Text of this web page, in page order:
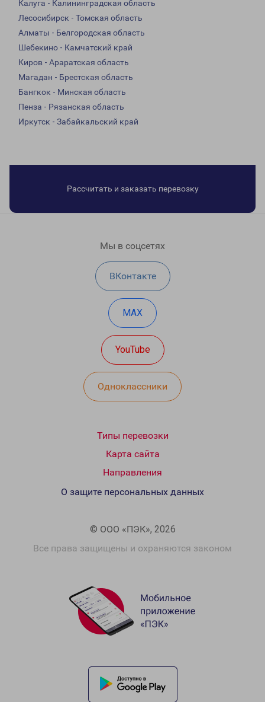
Калуга - Калининградская область
Лесосибирск - Томская область
Алматы - Белгородская область
Шебекино - Камчатский край
Киров - Араратская область
Магадан - Брестская область
Бангкок - Минская область
Пенза - Рязанская область
Иркутск - Забайкальский край
Рассчитать и заказать перевозку
Мы в соцсетях
ВКонтакте
MAX
YouTube
Одноклассники
Типы перевозки
Карта сайта
Направления
© ООО «ПЭК», 2026
Все права защищены и охраняются законом
О защите персональных данных